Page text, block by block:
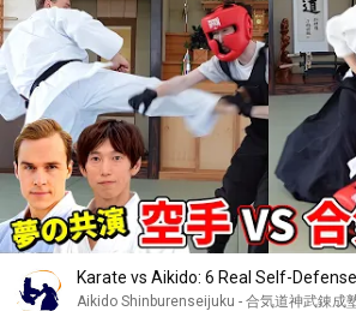
Karate vs Aikido: 6 Real Self-
Aikido Shinburenseijuku - 合気道神武錬成